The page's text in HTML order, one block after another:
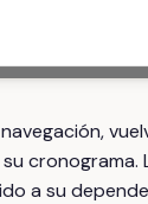
cronograma.
a su